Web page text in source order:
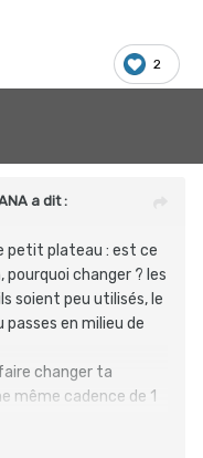
2
a dit :
petit plateau : est ce
changer ? les
soient peu utilisés, le
en milieu de
changer ta
même cadence de 1
12 dents, peut être